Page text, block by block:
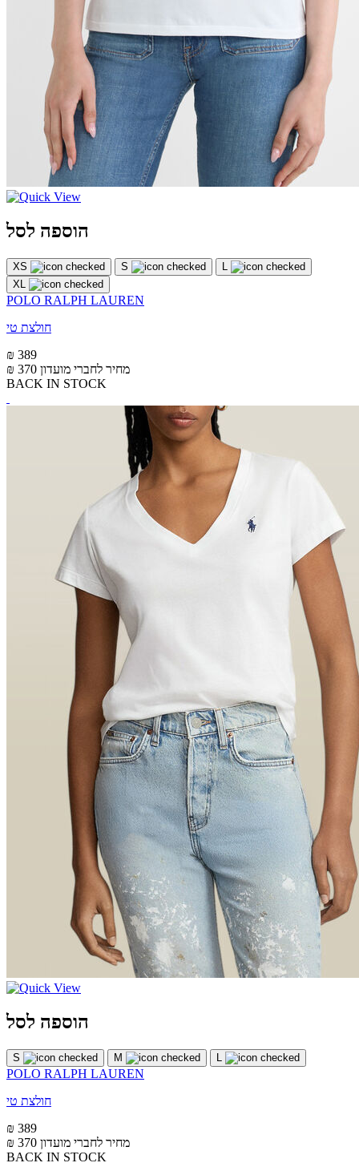
הוספה לסל
XS S
L
XL
POLO RALPH LAUREN
חולצת טי
₪ 389
₪ 370 מחיר לחברי מועדון
BACK IN STOCK
הוספה לסל
S M L
POLO RALPH LAUREN
חולצת טי
₪ 389
₪ 370 מחיר לחברי מועדון
BACK IN STOCK